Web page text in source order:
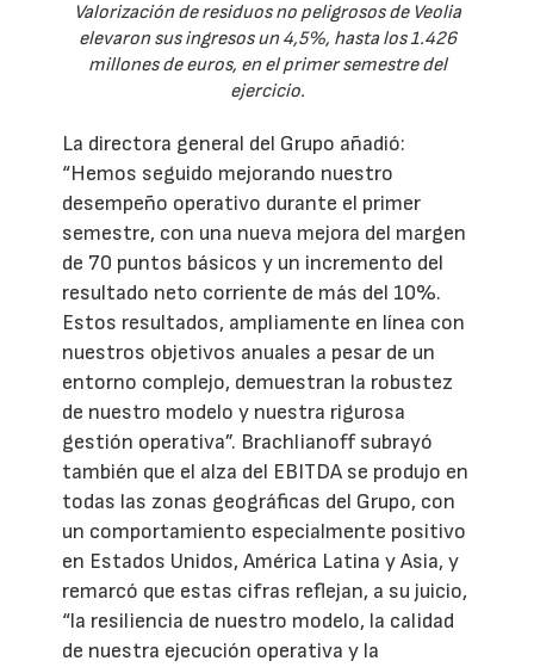
Valorización de residuos no peligrosos de Veolia
elevaron sus ingresos un 4,5%, hasta los 1.426
millones de euros, en el primer semestre del
ejercicio.
La directora general del Grupo añadió:
“Hemos seguido mejorando nuestro
desempeño operativo durante el primer
semestre, con una nueva mejora del margen
de 70 puntos básicos y un incremento del
resultado neto corriente de más del 10%.
Estos resultados, ampliamente en línea con
nuestros objetivos anuales a pesar de un
entorno complejo, demuestran la robustez
de nuestro modelo y nuestra rigurosa
gestión operativa”. Brachlianoff subrayó
también que el alza del EBITDA se produjo en
todas las zonas geográficas del Grupo, con
un comportamiento especialmente positivo
en Estados Unidos, América Latina y Asia, y
remarcó que estas cifras reflejan, a su juicio,
“la resiliencia de nuestro modelo, la calidad
de nuestra ejecución operativa y la